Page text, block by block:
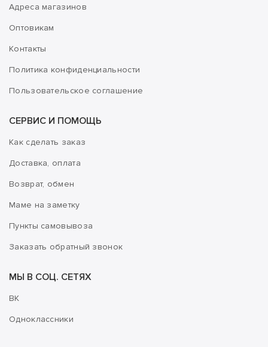
Адреса магазинов
Оптовикам
Контакты
Политика конфиденциальности
Пользовательское соглашение
СЕРВИС И ПОМОЩЬ
Как сделать заказ
Доставка, оплата
Возврат, обмен
Маме на заметку
Пункты самовывоза
Заказать обратный звонок
МЫ В СОЦ. СЕТЯХ
ВК
Одноклассники